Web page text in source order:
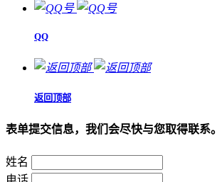
QQ
返回顶部
表单提交信息，我们会尽快与您取得联系。
姓名
电话